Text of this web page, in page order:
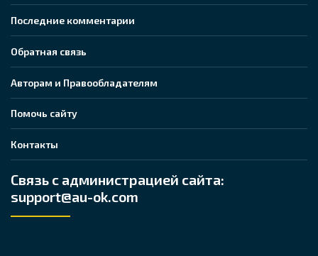
Последние комментарии
Обратная связь
Авторам и Правообладателям
Помочь сайту
Контакты
Связь с администрацией сайта:
support@au-ok.com